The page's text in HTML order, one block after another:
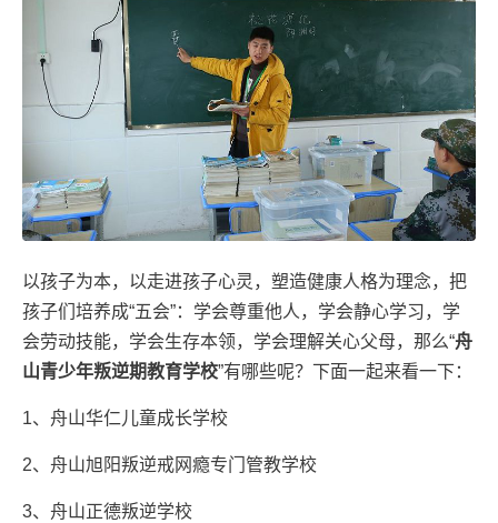
以孩子为本，以走进孩子心灵，塑造健康人格为理念，把
孩子们培养成“五会”：学会尊重他人，学会静心学习，学
会劳动技能，学会生存本领，学会理解关心父母，那么“舟
山青少年叛逆期教育学校”有哪些呢？下面一起来看一下：
1、舟山华仁儿童成长学校
2、舟山旭阳叛逆戒网瘾专门管教学校
3、舟山正德叛逆学校